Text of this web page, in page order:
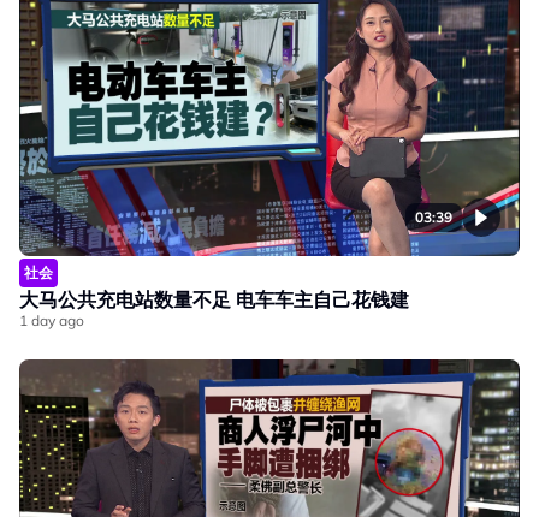
03:39
社会
大马公共充电站数量不足 电车车主自己花钱建
1 day ago